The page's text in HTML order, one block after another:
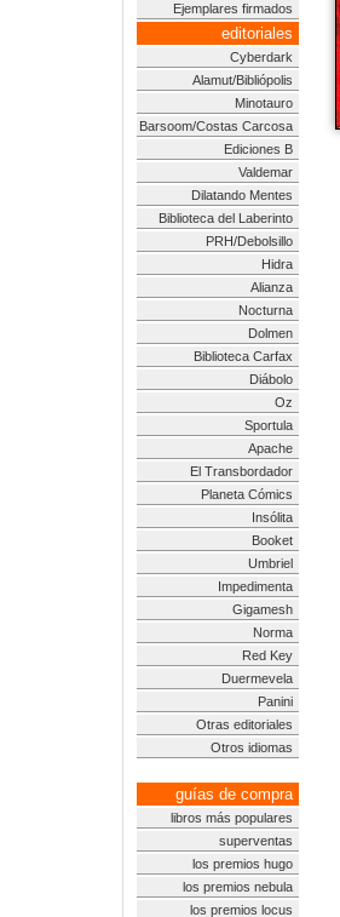
Ejemplares firmados
editoriales
Cyberdark
Alamut/Bibliópolis
Minotauro
Barsoom/Costas Carcosa
Ediciones B
Valdemar
Dilatando Mentes
Biblioteca del Laberinto
PRH/Debolsillo
Hidra
Alianza
Nocturna
Dolmen
Biblioteca Carfax
Diábolo
Oz
Sportula
Apache
El Transbordador
Planeta Cómics
Insólita
Booket
Umbriel
Impedimenta
Gigamesh
Norma
Red Key
Duermevela
Panini
Otras editoriales
Otros idiomas
guías de compra
libros más populares
superventas
los premios hugo
los premios nebula
los premios locus